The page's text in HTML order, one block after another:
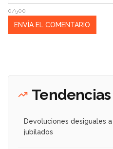
0/500
Tendencias
Devoluciones desiguales
jubilados